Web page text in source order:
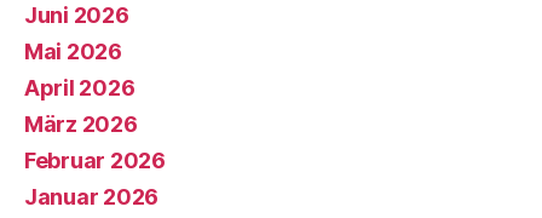
Juni 2026
Mai 2026
April 2026
März 2026
Februar 2026
Januar 2026